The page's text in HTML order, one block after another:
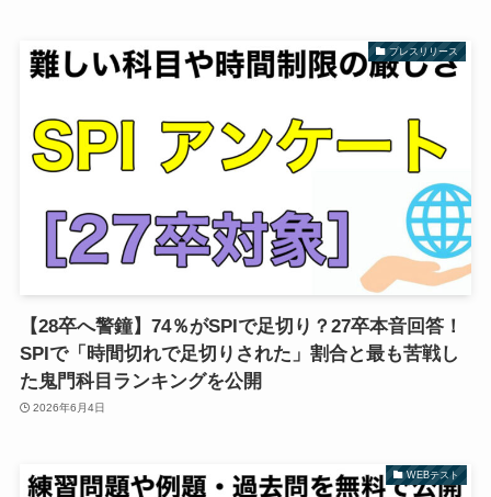
プレスリリース
【28卒へ警鐘】74％がSPIで足切り？27卒本音回答！
SPIで「時間切れで足切りされた」割合と最も苦戦し
た鬼門科目ランキングを公開
2026年6月4日
WEBテスト